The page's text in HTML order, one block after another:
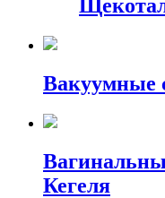
Вакуумные
Кегеля